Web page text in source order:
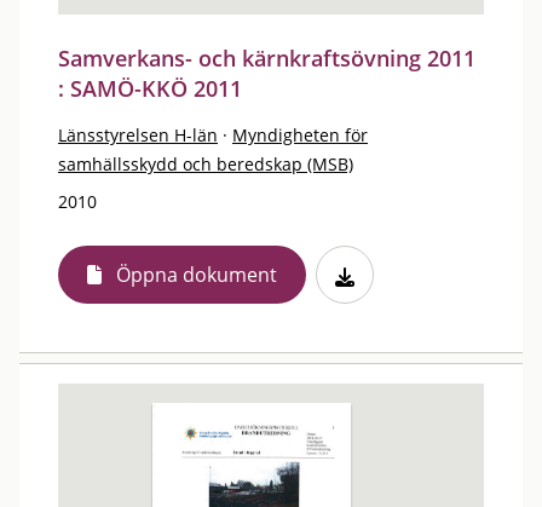
Samverkans- och kärnkraftsövning 2011
: SAMÖ-KKÖ 2011
Länsstyrelsen H-län · Myndigheten för
samhällsskydd och beredskap (MSB)
2010
Öppna dokument